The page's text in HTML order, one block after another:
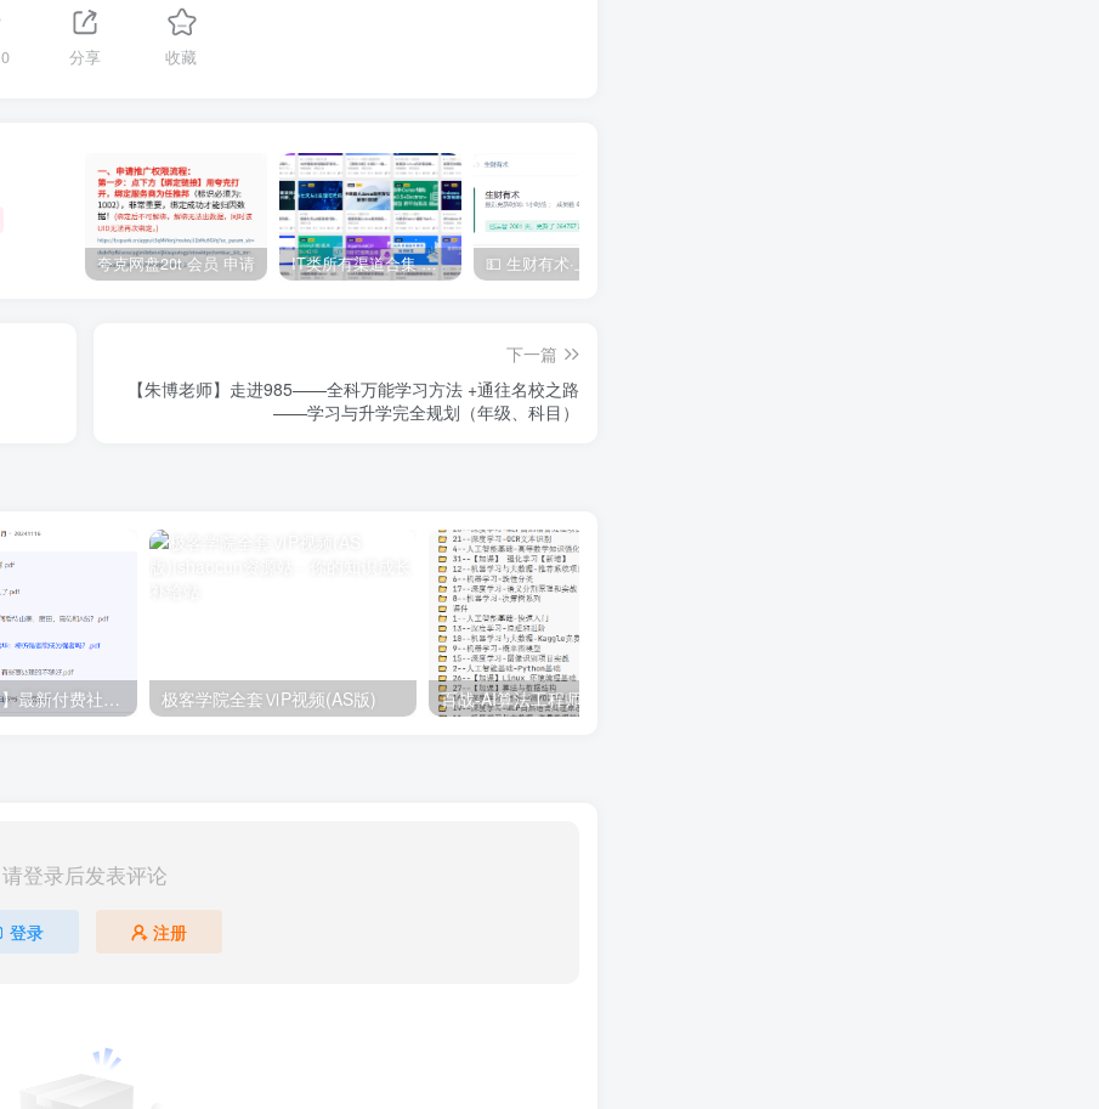
0 分享 收藏
夸克网盘20t 会员 申请 IT类所有渠道合集 持续日更，目前近四千多条资源 年费用户微信私信获取权限
下一篇
【朱博老师】走进985——全科万能学习方法 +通往名校之路
——学习与升学完全规划（年级、科目）
【每天都会更新】最新付费社群公众号文章 极客学院全套ⅥP视频(AS版)
请登录后发表评论
登录 注册